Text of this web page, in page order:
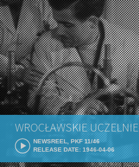
WROCŁAWSKIE UCZELNIE
NEWSREEL, PKF 11/46
RELEASE DATE: 1946-04-06